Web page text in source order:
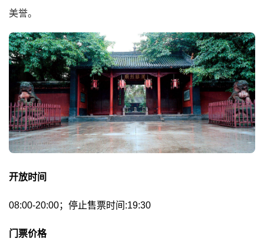
美誉。
开放时间
08:00-20:00；停止售票时间:19:30
门票价格